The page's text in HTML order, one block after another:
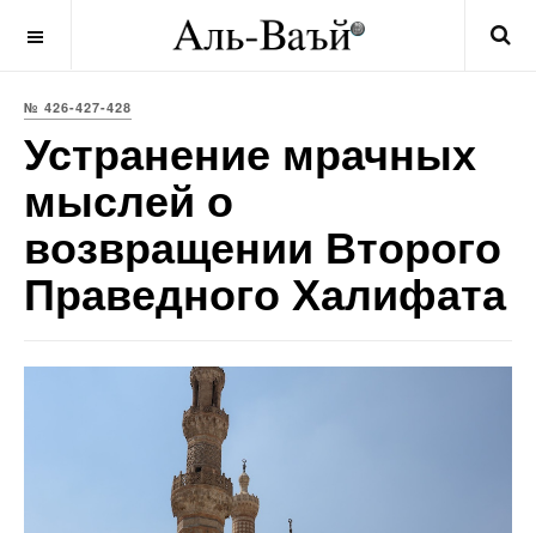
№ 426-427-428
Устранение мрачных
мыслей о
возвращении Второго
Праведного Халифата